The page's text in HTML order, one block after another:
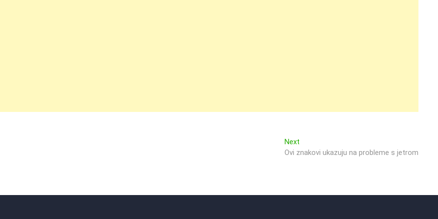
NextNext
post:
Ovi znakovi ukazuju na probleme s jetrom